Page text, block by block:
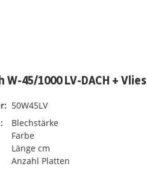
W-45/1000 LV-DACH + Vlies
50W45LV
Blechstärke
Farbe
Länge cm
Anzahl Platten